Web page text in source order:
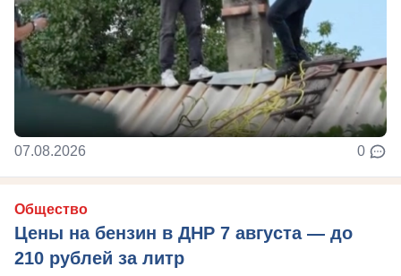
07.08.2026 0
Общество
Цены на бензин в ДНР 7 августа — до
210 рублей за литр